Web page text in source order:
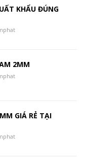
KHẨU ĐÚNG
2MM
GIÁ RẺ TẠI